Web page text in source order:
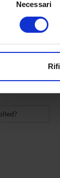
raccogliere
digitali).
o ritirare
hanno raccolto
Necessari